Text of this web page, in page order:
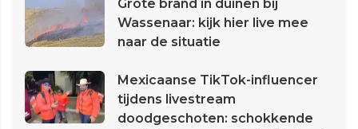
Grote brand in duinen bij
Wassenaar: kijk hier live mee
naar de situatie
Mexicaanse TikTok-influencer
tijdens livestream
doodgeschoten: schokkende